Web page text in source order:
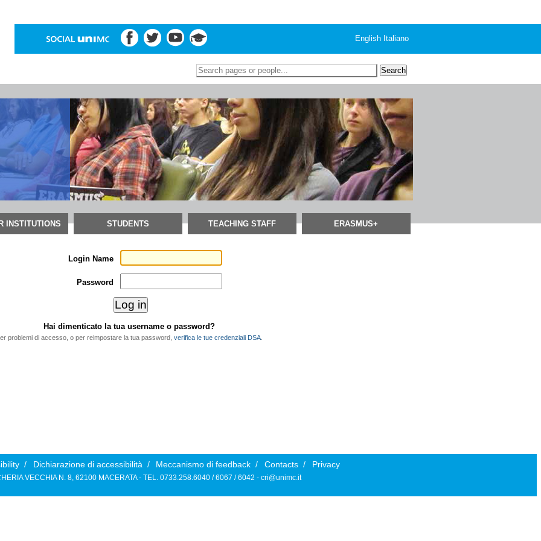
English Italiano
Search Site
INSTITUTIONS STUDENTS TEACHING STAFF ERASMUS+
Login Name
Password
Hai dimenticato la tua username o password?
problemi di accesso, o per reimpostare la tua password, verifica le tue credenziali DSA.
/ Dichiarazione di accessibilità / Meccanismo di feedback / Contacts / Privacy
VECCHIA N. 8, 62100 MACERATA - TEL. 0733.258.6040 / 6067 / 6042 -cri@unimc.it